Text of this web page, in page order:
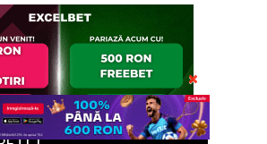
» 2.000 RON + 400 ROTIRI